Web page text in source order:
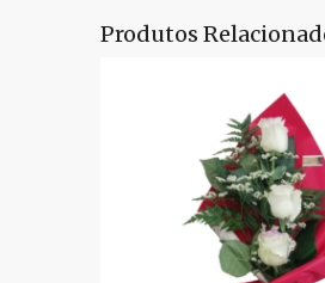
Produtos